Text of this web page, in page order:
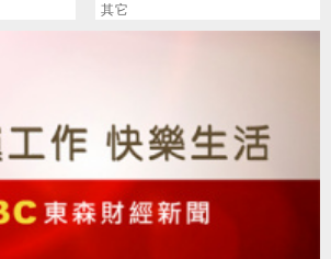
其它